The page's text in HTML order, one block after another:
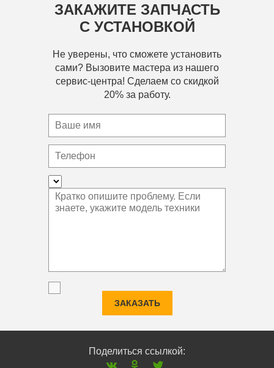
ЗАКАЖИТЕ ЗАПЧАСТЬ
С УСТАНОВКОЙ
Не уверены, что сможете установить
сами? Вызовите мастера из нашего
сервис-центра! Сделаем со скидкой
20% за работу.
ЗАКАЗАТЬ
Поделиться ссылкой: